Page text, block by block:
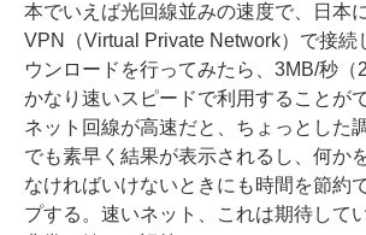
本でいえば光回線並みの速度で、日本
VPN（Virtual Private Network）で接続
ウンロードを行ってみたら、3MB/秒（
かなり速いスピードで利用することが
ネット回線が高速だと、ちょっとした
でも素早く結果が表示されるし、何か
なければいけないときにも時間を節約
プする。速いネット、これは期待して